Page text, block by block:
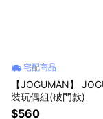
宅配商品
【JOGUMAN】
裝玩偶組(破門款)
$560